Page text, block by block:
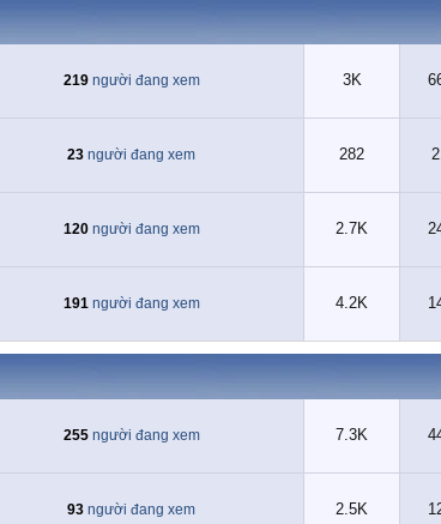
219 người đang xem 3K
23 người đang xem 282
120 người đang xem 2.7K
191 người đang xem 4.2K
255 người đang xem 7.3K
93 người đang xem 2.5K